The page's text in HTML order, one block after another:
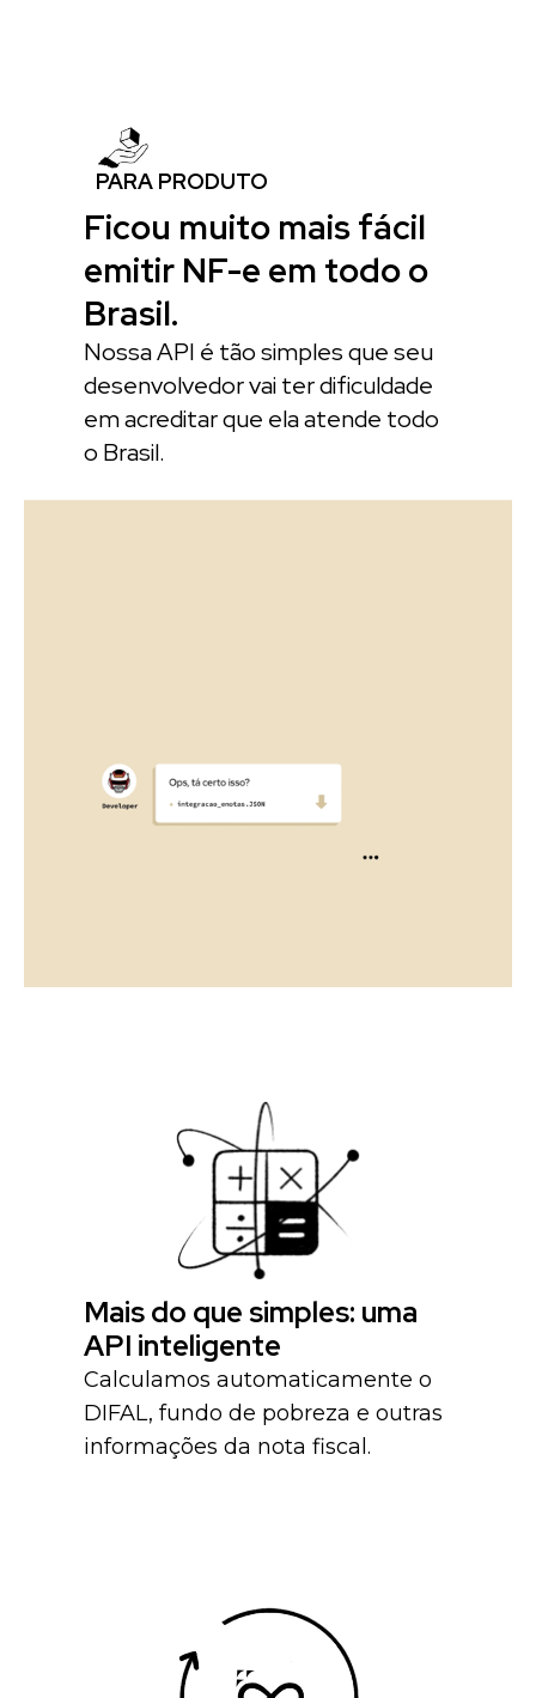
PARA PRODUTO
Ficou muito mais fácil
emitir NF-e em todo o
Brasil.
Nossa API é tão simples que seu
desenvolvedor vai ter dificuldade
em acreditar que ela atende todo
o Brasil.
Mais do que simples: uma
API inteligente
Calculamos automaticamente o
DIFAL, fundo de pobreza e outras
informações da nota fiscal.